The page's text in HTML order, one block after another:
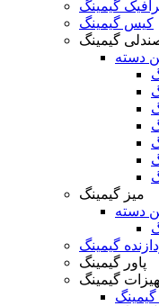
گیمینگ
کیس گیمینگ
گیمینگ
دسته
میز گیمینگ
دسته
گیمینگ
پاور گیمینگ
گیمینگ